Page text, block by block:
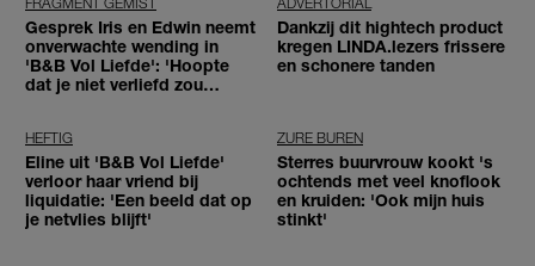
Gesprek Iris en Edwin neemt
onverwachte wending in
'B&B Vol Liefde': 'Hoopte
dat je niet verliefd zou
Dankzij dit hightech product
kregen LINDA.lezers frissere
en schonere tanden
HEFTIG
Eline uit 'B&B Vol Liefde'
verloor haar vriend bij
liquidatie: 'Een beeld dat op
je netvlies blijft'
ZURE BUREN
Sterres buurvrouw kookt 's
ochtends met veel knoflook
en kruiden: 'Ook mijn huis
stinkt'